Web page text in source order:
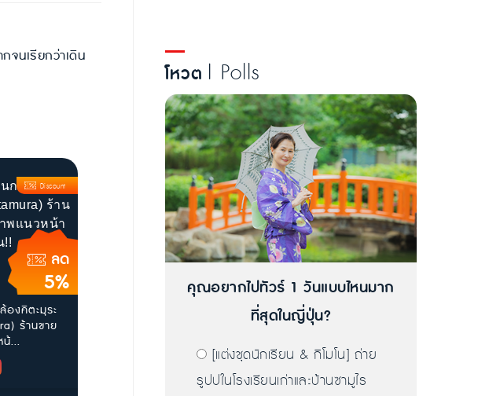
จนเรียกว่าเดิน
ลด
5%
Discount
งคิตะมุระ
ร้านขาย
...
โหวต | Polls
คุณอยากไปทัวร์ 1 วันแบบไหนมาก
ที่สุดในญี่ปุ่น?
[แต่งชุดนักเรียน & กิโมโน] ถ่าย
รูปปในโรงเรียนเก่าและบ้านซามูไร